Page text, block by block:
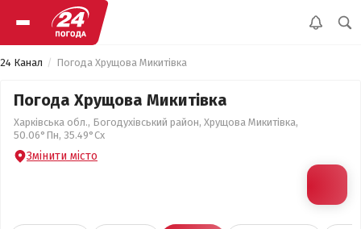
24 Канал Погода Хрущова Микитівка
Погода Хрущова Микитівка
Харківська обл., Богодухівський район, Хрущова Микитівка,
50.06°Пн, 35.49°Сх
Змінити місто